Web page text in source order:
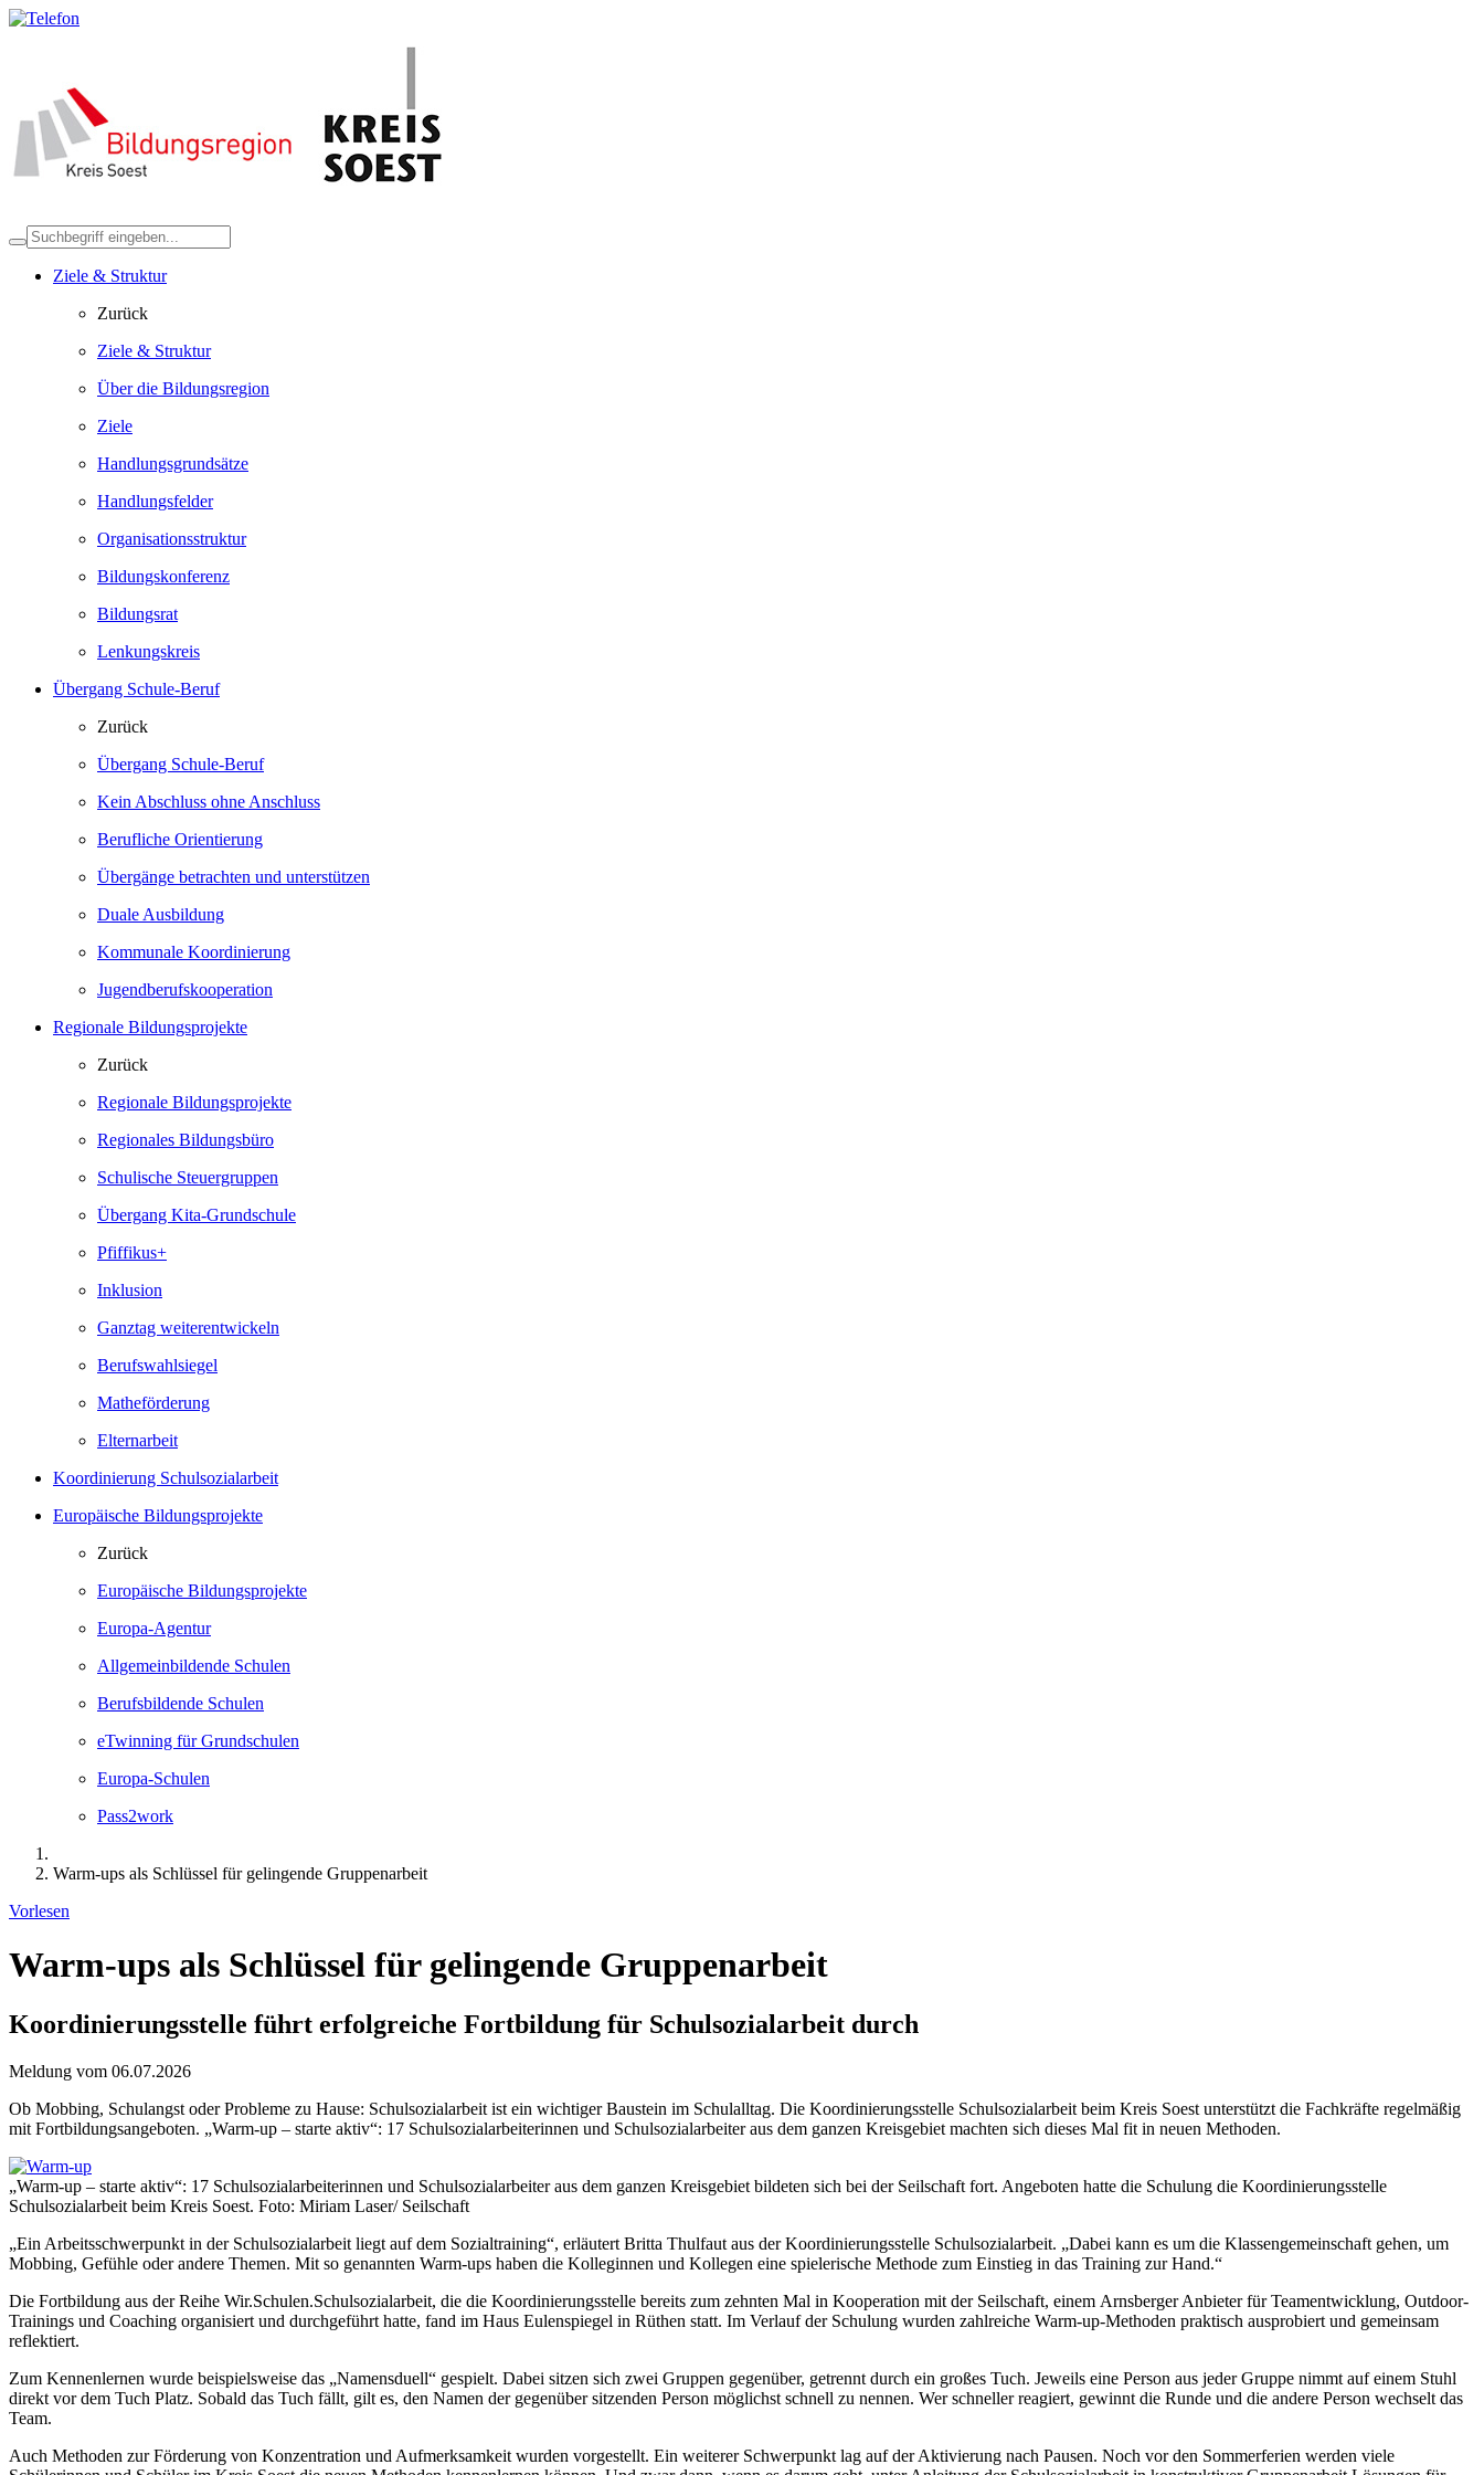
Ziele & Struktur
Zurück
Ziele & Struktur
Über die Bildungsregion
Ziele
Handlungsgrundsätze
Handlungsfelder
Organisationsstruktur
Bildungskonferenz
Bildungsrat
Lenkungskreis
Übergang Schule-Beruf
Zurück
Übergang Schule-Beruf
Kein Abschluss ohne Anschluss
Berufliche Orientierung
Übergänge betrachten und unterstützen
Duale Ausbildung
Kommunale Koordinierung
Jugendberufskooperation
Regionale Bildungsprojekte
Zurück
Regionale Bildungsprojekte
Regionales Bildungsbüro
Schulische Steuergruppen
Übergang Kita-Grundschule
Pfiffikus+
Inklusion
Ganztag weiterentwickeln
Berufswahlsiegel
Matheförderung
Elternarbeit
Koordinierung Schulsozialarbeit
Europäische Bildungsprojekte
Zurück
Europäische Bildungsprojekte
Europa-Agentur
Allgemeinbildende Schulen
Berufsbildende Schulen
eTwinning für Grundschulen
Europa-Schulen
Pass2work
Warm-ups als Schlüssel für gelingende Gruppenarbeit
Vorlesen
Warm-ups als Schlüssel für gelingende Gruppenarbeit
Koordinierungsstelle führt erfolgreiche Fortbildung für Schulsozialarbeit durch
Meldung vom 06.07.2026
Ob Mobbing, Schulangst oder Probleme zu Hause: Schulsozialarbeit ist ein wichtiger Baustein im Schulalltag. Die Koordinierungsstelle Schulsozialarbeit beim Kreis Soest unterstützt die Fachkräfte regelmäßig
mit Fortbildungsangeboten. „Warm-up – starte aktiv“: 17 Schulsozialarbeiterinnen und Schulsozialarbeiter aus dem ganzen Kreisgebiet machten sich dieses Mal fit in neuen Methoden.
„Warm-up – starte aktiv“: 17 Schulsozialarbeiterinnen und Schulsozialarbeiter aus dem ganzen Kreisgebiet bildeten sich bei der Seilschaft fort. Angeboten hatte die Schulung die Koordinierungsstelle
Schulsozialarbeit beim Kreis Soest. Foto: Miriam Laser/ Seilschaft
„Ein Arbeitsschwerpunkt in der Schulsozialarbeit liegt auf dem Sozialtraining“, erläutert Britta Thulfaut aus der Koordinierungsstelle Schulsozialarbeit. „Dabei kann es um die Klassengemeinschaft gehen, um
Mobbing, Gefühle oder andere Themen. Mit so genannten Warm-ups haben die Kolleginnen und Kollegen eine spielerische Methode zum Einstieg in das Training zur Hand.“
Die Fortbildung aus der Reihe Wir.Schulen.Schulsozialarbeit, die die Koordinierungsstelle bereits zum zehnten Mal in Kooperation mit der Seilschaft, einem Arnsberger Anbieter für Teamentwicklung, Outdoor-
Trainings und Coaching organisiert und durchgeführt hatte, fand im Haus Eulenspiegel in Rüthen statt. Im Verlauf der Schulung wurden zahlreiche Warm-up-Methoden praktisch ausprobiert und gemeinsam
reflektiert.
Zum Kennenlernen wurde beispielsweise das „Namensduell“ gespielt. Dabei sitzen sich zwei Gruppen gegenüber, getrennt durch ein großes Tuch. Jeweils eine Person aus jeder Gruppe nimmt auf einem Stuhl
direkt vor dem Tuch Platz. Sobald das Tuch fällt, gilt es, den Namen der gegenüber sitzenden Person möglichst schnell zu nennen. Wer schneller reagiert, gewinnt die Runde und die andere Person wechselt das
Team.
Auch Methoden zur Förderung von Konzentration und Aufmerksamkeit wurden vorgestellt. Ein weiterer Schwerpunkt lag auf der Aktivierung nach Pausen. Noch vor den Sommerferien werden viele